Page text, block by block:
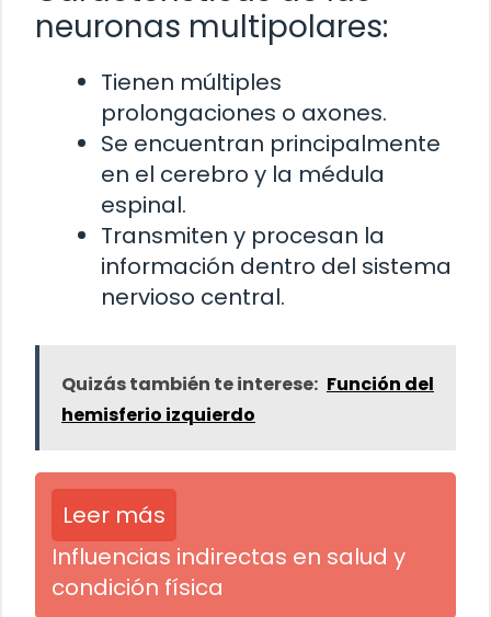
neuronas multipolares:
Tienen múltiples
prolongaciones o axones.
Se encuentran principalmente
en el cerebro y la médula
espinal.
Transmiten y procesan la
información dentro del sistema
nervioso central.
Quizás también te interese: Función del
hemisferio izquierdo
Leer más
Influencias indirectas en salud y
condición física